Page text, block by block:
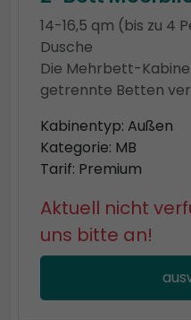
14-16,5 qm (bis zu 4
Dusche
Die Mehrbett-
getrennte Betten
Kabinentyp: Außen
Kategorie: MB
Tarif: Premium
Aktuell nicht
uns bitte an!